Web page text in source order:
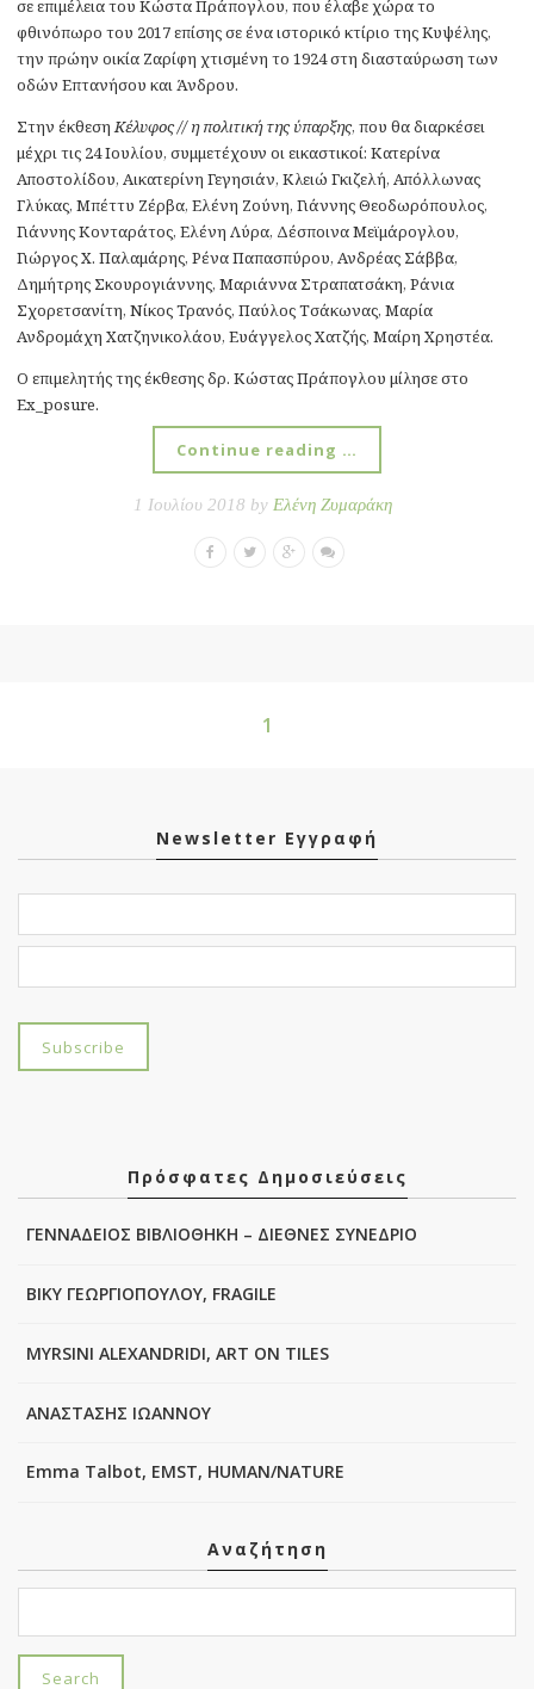
σε επιμέλεια του Κώστα Πράπογλου, που έλαβε χώρα το
φθινόπωρο του 2017 επίσης σε ένα ιστορικό κτίριο της Κυψέλης,
την πρώην οικία Ζαρίφη χτισμένη το 1924 στη διασταύρωση των
οδών Επτανήσου και Άνδρου.
Στην έκθεσηΚέλυφος // η πολιτική της ύπαρξης, που θα διαρκέσει
μέχρι τις 24 Ιουλίου, συμμετέχουν οι εικαστικοί: Κατερίνα
Αποστολίδου, Αικατερίνη Γεγησιάν, Κλειώ Γκιζελή, Απόλλωνας
Γλύκας, Μπέττυ Ζέρβα, Ελένη Ζούνη, Γιάννης Θεοδωρόπουλος,
Γιάννης Κονταράτος, Ελένη Λύρα, Δέσποινα Μεϊμάρογλου,
Γιώργος Χ. Παλαμάρης, Ρένα Παπασπύρου, Ανδρέας Σάββα,
Δημήτρης Σκουρογιάννης, Μαριάννα Στραπατσάκη, Ράνια
Σχορετσανίτη, Νίκος Τρανός, Παύλος Τσάκωνας, Μαρία
Ανδρομάχη Χατζηνικολάου, Ευάγγελος Χατζής, Μαίρη Χρηστέα.
Ο επιμελητής της έκθεσης δρ. Κώστας Πράπογλου μίλησε στο
Ex_posure.
Continue reading …
1 Ιουλίου 2018 by Ελένη Ζυμαράκη
1
Newsletter Εγγραφή
Πρόσφατες Δημοσιεύσεις
ΓΕΝΝΑΔΕΙΟΣ ΒΙΒΛΙΟΘΗΚΗ – ΔΙΕΘΝΕΣ ΣΥΝΕΔΡΙΟ
ΒΙΚΥ ΓΕΩΡΓΙΟΠΟΥΛΟΥ, FRAGILE
MYRSINI ALEXANDRIDI, ART ON TILES
ΑΝΑΣΤΑΣΗΣ ΙΩΑΝΝΟΥ
Emma Talbot, EMST, HUMAN/NATURE
Αναζήτηση